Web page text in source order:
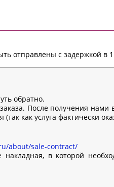
отправлены с задержкой в
обратно.
После получения нами
как услуга фактически
about/sale-contract/
в которой